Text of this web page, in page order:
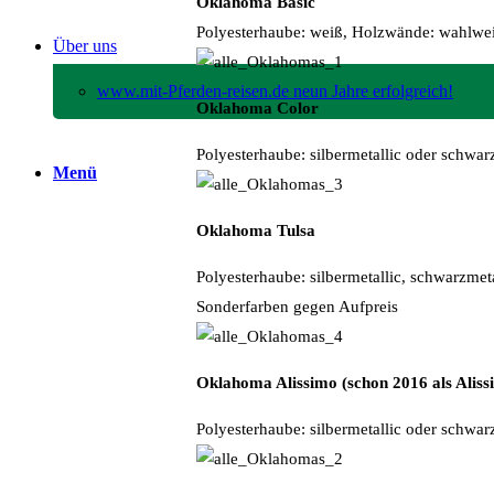
Über uns
www.mit-Pferden-reisen.de neun Jahre erfolgreich!
Menü
Polyesterhaube: weiß, Holzwände:
Oklahoma Color
Polyesterhaube: silbermetallic oder
Oklahoma Tulsa
Polyesterhaube: silbermetallic,
Sonderfarben gegen Aufpreis
Oklahoma Alissimo (schon 2016 als
Polyesterhaube: silbermetallic oder